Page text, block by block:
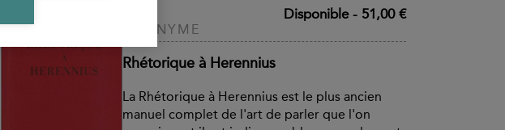
Disponible- 51,00 €
ANONYME
Rhétorique à Herennius
La Rhétorique à Herennius est le plus ancien
manuel complet de l'art de parler que l'on